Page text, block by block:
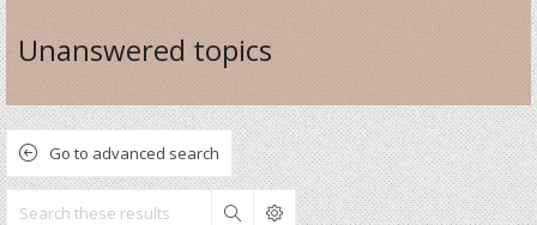
Unanswered topics
Go to advanced search
Search